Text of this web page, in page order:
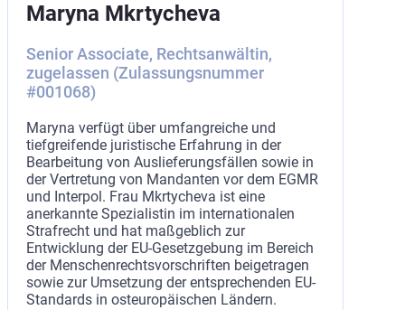
Maryna Mkrtycheva
Senior Associate, Rechtsanwältin,
zugelassen (Zulassungsnummer
#001068)
Maryna verfügt über umfangreiche und
tiefgreifende juristische Erfahrung in der
Bearbeitung von Auslieferungsfällen sowie in
der Vertretung von Mandanten vor dem EGMR
und Interpol. Frau Mkrtycheva ist eine
anerkannte Spezialistin im internationalen
Strafrecht und hat maßgeblich zur
Entwicklung der EU-Gesetzgebung im Bereich
der Menschenrechtsvorschriften beigetragen
sowie zur Umsetzung der entsprechenden EU-
Standards in osteuropäischen Ländern.